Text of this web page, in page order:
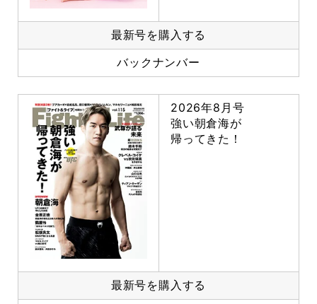
最新号を購入する
バックナンバー
2026年8月号
強い朝倉海が
帰ってきた！
最新号を購入する